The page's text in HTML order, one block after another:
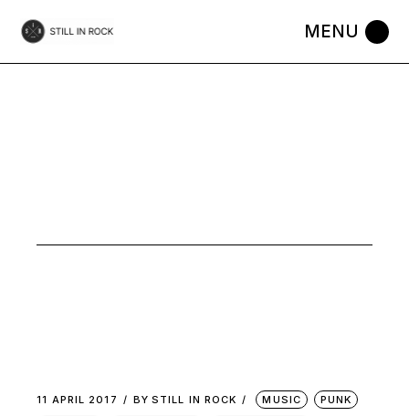
the
11 APRIL 2017 BY STILL IN ROCK MUSIC
PUNK